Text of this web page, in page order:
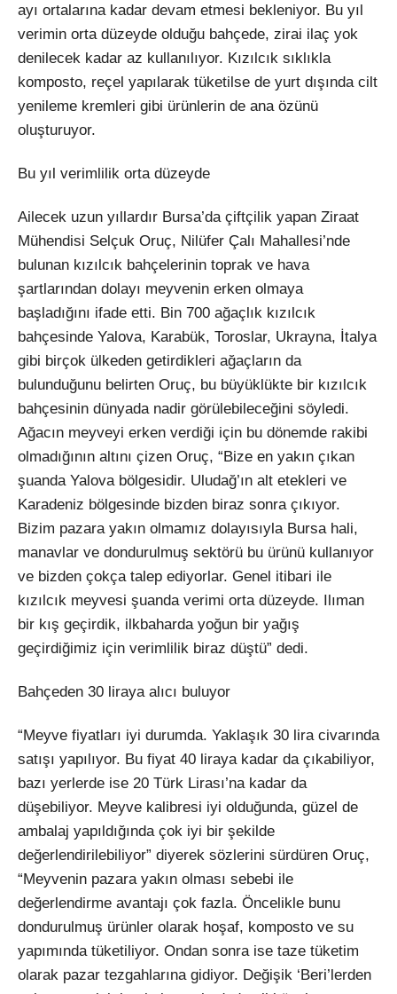
ayı ortalarına kadar devam etmesi bekleniyor. Bu yıl
verimin orta düzeyde olduğu bahçede, zirai ilaç yok
denilecek kadar az kullanılıyor. Kızılcık sıklıkla
komposto, reçel yapılarak tüketilse de yurt dışında cilt
yenileme kremleri gibi ürünlerin de ana özünü
oluşturuyor.
Bu yıl verimlilik orta düzeyde
Ailecek uzun yıllardır Bursa’da çiftçilik yapan Ziraat
Mühendisi Selçuk Oruç, Nilüfer Çalı Mahallesi’nde
bulunan kızılcık bahçelerinin toprak ve hava
şartlarından dolayı meyvenin erken olmaya
başladığını ifade etti. Bin 700 ağaçlık kızılcık
bahçesinde Yalova, Karabük, Toroslar, Ukrayna, İtalya
gibi birçok ülkeden getirdikleri ağaçların da
bulunduğunu belirten Oruç, bu büyüklükte bir kızılcık
bahçesinin dünyada nadir görülebileceğini söyledi.
Ağacın meyveyi erken verdiği için bu dönemde rakibi
olmadığının altını çizen Oruç, “Bize en yakın çıkan
şuanda Yalova bölgesidir. Uludağ’ın alt etekleri ve
Karadeniz bölgesinde bizden biraz sonra çıkıyor.
Bizim pazara yakın olmamız dolayısıyla Bursa hali,
manavlar ve dondurulmuş sektörü bu ürünü kullanıyor
ve bizden çokça talep ediyorlar. Genel itibari ile
kızılcık meyvesi şuanda verimi orta düzeyde. Ilıman
bir kış geçirdik, ilkbaharda yoğun bir yağış
geçirdiğimiz için verimlilik biraz düştü” dedi.
Bahçeden 30 liraya alıcı buluyor
“Meyve fiyatları iyi durumda. Yaklaşık 30 lira civarında
satışı yapılıyor. Bu fiyat 40 liraya kadar da çıkabiliyor,
bazı yerlerde ise 20 Türk Lirası’na kadar da
düşebiliyor. Meyve kalibresi iyi olduğunda, güzel de
ambalaj yapıldığında çok iyi bir şekilde
değerlendirilebiliyor” diyerek sözlerini sürdüren Oruç,
“Meyvenin pazara yakın olması sebebi ile
değerlendirme avantajı çok fazla. Öncelikle bunu
dondurulmuş ürünler olarak hoşaf, komposto ve su
yapımında tüketiliyor. Ondan sonra ise taze tüketim
olarak pazar tezgahlarına gidiyor. Değişik ‘Beri’lerden